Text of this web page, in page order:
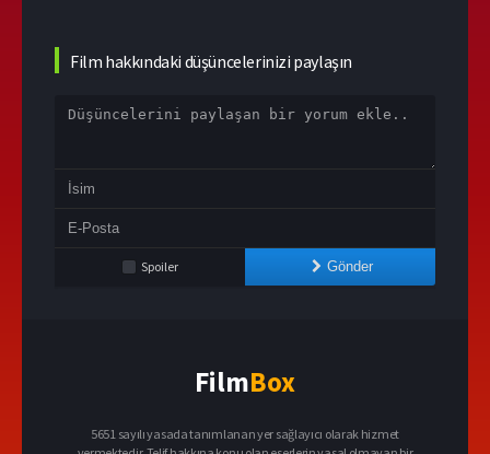
Film hakkındaki düşüncelerinizi paylaşın
Spoiler Gönder
FilmBox
5651 sayılı yasada tanımlanan yer sağlayıcı olarak hizmet